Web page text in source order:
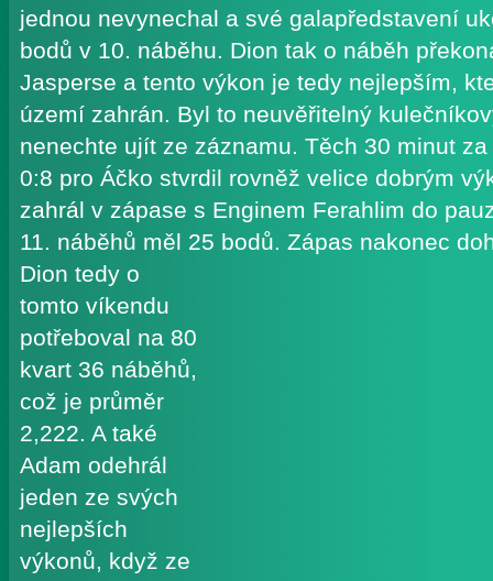
jednou nevynechal a své galapředstavení
bodů v 10. náběhu. Dion tak o náběh
Jasperse a tento výkon je tedy nejlepším,
území zahrán. Byl to neuvěřitelný
nenechte ujít ze záznamu. Těch 30 minut
0:8 pro Áčko stvrdil rovněž velice dobrým
zahrál v zápase s Enginem Ferahlim do
11. náběhů měl 25 bodů. Zápas nakonec
Dion tedy o
tomto víkendu
potřeboval na 80
kvart 36 náběhů,
což je průměr
2,222. A také
Adam odehrál
jeden ze svých
nejlepších
výkonů, když ze